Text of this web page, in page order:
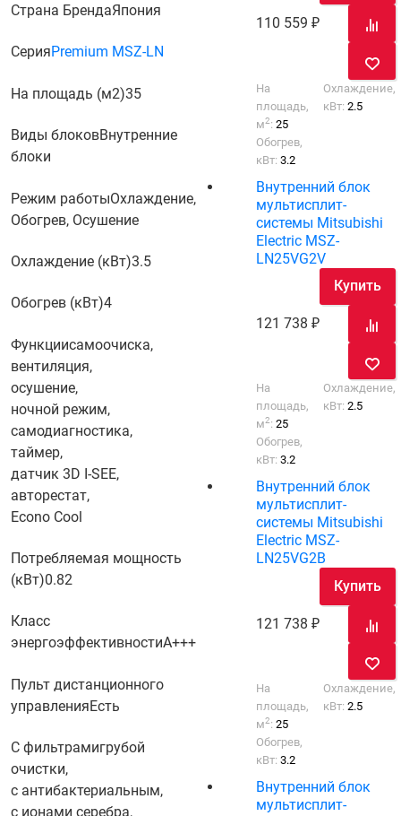
Страна БрендаЯпония
СерияPremium MSZ-LN
На площадь (м2)35
Виды блоковВнутренние
блоки
Режим работыОхлаждение,
Обогрев, Осушение
Охлаждение (кВт)3.5
Обогрев (кВт)4
Функциисамоочиска,
вентиляция,
осушение,
ночной режим,
самодиагностика,
таймер,
датчик 3D I-SEE,
авторестат,
Econo Cool
Потребляемая мощность
(кВт)0.82
Класс
энергоэффективностиA+++
Пульт дистанционного
управленияЕсть
С фильтрамигрубой
очистки,
с антибактериальным,
с ионами серебра,
110 559
На
площадь,
м2:25
Охлаждение,
кВт:2.5
Обогрев,
кВт:3.2
Внутренний блок
мультисплит-
системы Mitsubishi
Electric MSZ-
LN25VG2V
121 738
Купить
На
площадь,
м2:25
Охлаждение,
кВт:2.5
Обогрев,
кВт:3.2
Внутренний блок
мультисплит-
системы Mitsubishi
Electric MSZ-
LN25VG2B
121 738
Купить
На
площадь,
м2:25
Охлаждение,
кВт:2.5
Обогрев,
кВт:3.2
Внутренний блок
мультисплит-